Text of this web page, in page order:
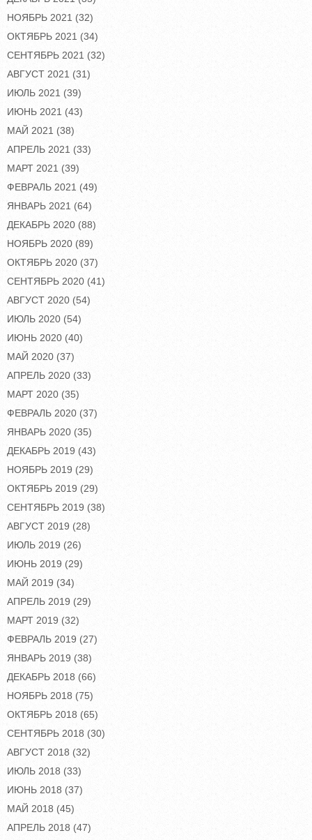
НОЯБРЬ 2021 (32)
ОКТЯБРЬ 2021 (34)
СЕНТЯБРЬ 2021 (32)
АВГУСТ 2021 (31)
ИЮЛЬ 2021 (39)
ИЮНЬ 2021 (43)
МАЙ 2021 (38)
АПРЕЛЬ 2021 (33)
МАРТ 2021 (39)
ФЕВРАЛЬ 2021 (49)
ЯНВАРЬ 2021 (64)
ДЕКАБРЬ 2020 (88)
НОЯБРЬ 2020 (89)
ОКТЯБРЬ 2020 (37)
СЕНТЯБРЬ 2020 (41)
АВГУСТ 2020 (54)
ИЮЛЬ 2020 (54)
ИЮНЬ 2020 (40)
МАЙ 2020 (37)
АПРЕЛЬ 2020 (33)
МАРТ 2020 (35)
ФЕВРАЛЬ 2020 (37)
ЯНВАРЬ 2020 (35)
ДЕКАБРЬ 2019 (43)
НОЯБРЬ 2019 (29)
ОКТЯБРЬ 2019 (29)
СЕНТЯБРЬ 2019 (38)
АВГУСТ 2019 (28)
ИЮЛЬ 2019 (26)
ИЮНЬ 2019 (29)
МАЙ 2019 (34)
АПРЕЛЬ 2019 (29)
МАРТ 2019 (32)
ФЕВРАЛЬ 2019 (27)
ЯНВАРЬ 2019 (38)
ДЕКАБРЬ 2018 (66)
НОЯБРЬ 2018 (75)
ОКТЯБРЬ 2018 (65)
СЕНТЯБРЬ 2018 (30)
АВГУСТ 2018 (32)
ИЮЛЬ 2018 (33)
ИЮНЬ 2018 (37)
МАЙ 2018 (45)
АПРЕЛЬ 2018 (47)